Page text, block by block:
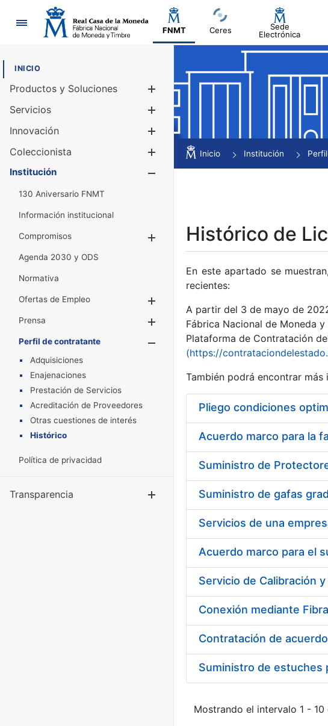
Navegación
FNMT Ceres
Sede
Electrónica
INICIO
Productos y Soluciones
Mostrar/Ocultar
Servicios
Innovación
Coleccionista
Mostrar/Ocultar
Institución
130 Aniversario FNMT
Información institucional
Compromisos
Mostrar/Ocultar
Agenda 2030 y ODS
Normativa
Ofertas de Empleo
Prensa
Mostrar/Ocultar
Perfil de contratante
Mostrar/Ocultar
Adquisiciones
Enajenaciones
Prestación de Servicios
Acreditación de Proveedores
Otras cuestiones de interés
Histórico
Política de privacidad
Transparencia Mostrar/Ocultar
Inicio Institución
Histórico de
En este apartado se
recientes:
A partir del 3 de mayo de
Fábrica Nacional de Moneda
Plataforma de Contratación
(https://
También podrá encontrar
Pliego condiciones
Acuerdo marco para la
Acuerdo marco para el
Suministro de estuches
Mostrando el intervalo 1 -